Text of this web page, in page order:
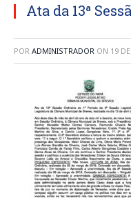
Ata da 13ª
POR ADMINISTRADOR ON 19